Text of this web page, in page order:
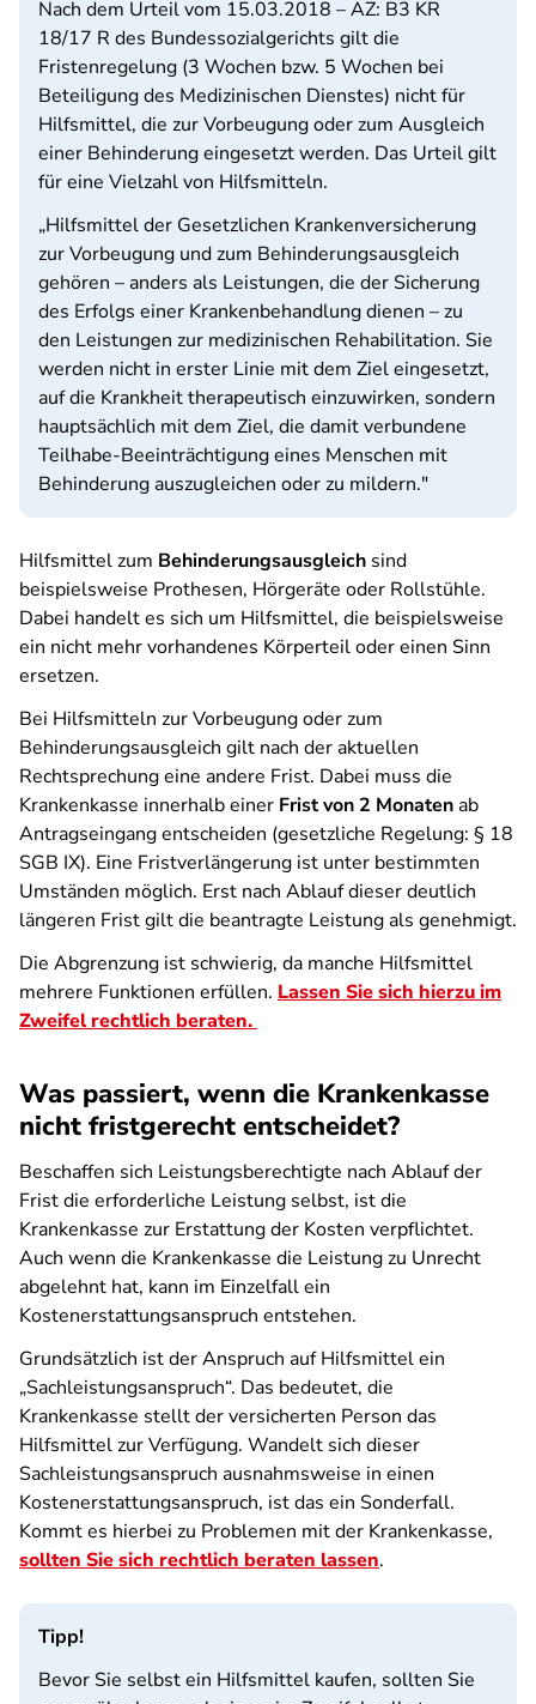
Nach dem Urteil vom 15.03.2018 – AZ: B3 KR
18/17 R des Bundessozialgerichts gilt die
Fristenregelung (3 Wochen bzw. 5 Wochen bei
Beteiligung des Medizinischen Dienstes) nicht für
Hilfsmittel, die zur Vorbeugung oder zum Ausgleich
einer Behinderung eingesetzt werden. Das Urteil gilt
für eine Vielzahl von Hilfsmitteln.
„Hilfsmittel der Gesetzlichen Krankenversicherung
zur Vorbeugung und zum Behinderungsausgleich
gehören – anders als Leistungen, die der Sicherung
des Erfolgs einer Krankenbehandlung dienen – zu
den Leistungen zur medizinischen Rehabilitation. Sie
werden nicht in erster Linie mit dem Ziel eingesetzt,
auf die Krankheit therapeutisch einzuwirken, sondern
hauptsächlich mit dem Ziel, die damit verbundene
Teilhabe-Beeinträchtigung eines Menschen mit
Behinderung auszugleichen oder zu mildern."
Hilfsmittel zum Behinderungsausgleich sind
beispielsweise Prothesen, Hörgeräte oder Rollstühle.
Dabei handelt es sich um Hilfsmittel, die beispielsweise
ein nicht mehr vorhandenes Körperteil oder einen Sinn
ersetzen.
Bei Hilfsmitteln zur Vorbeugung oder zum
Behinderungsausgleich gilt nach der aktuellen
Rechtsprechung eine andere Frist. Dabei muss die
Krankenkasse innerhalb einer Frist von 2 Monatenab
Antragseingang entscheiden (gesetzliche Regelung: § 18
SGB IX). Eine Fristverlängerung ist unter bestimmten
Umständen möglich. Erst nach Ablauf dieser deutlich
längeren Frist gilt die beantragte Leistung als genehmigt.
Die Abgrenzung ist schwierig, da manche Hilfsmittel
mehrere Funktionen erfüllen. Lassen Sie sich hierzu im
Zweifel rechtlich beraten.
Was passiert, wenn die Krankenkasse
nicht fristgerecht entscheidet?
Beschaffen sich Leistungsberechtigte nach Ablauf der
Frist die erforderliche Leistung selbst, ist die
Krankenkasse zur Erstattung der Kosten verpflichtet.
Auch wenn die Krankenkasse die Leistung zu Unrecht
abgelehnt hat, kann im Einzelfall ein
Kostenerstattungsanspruch entstehen.
Grundsätzlich ist der Anspruch auf Hilfsmittel ein
„Sachleistungsanspruch“. Das bedeutet, die
Krankenkasse stellt der versicherten Person das
Hilfsmittel zur Verfügung. Wandelt sich dieser
Sachleistungsanspruch ausnahmsweise in einen
Kostenerstattungsanspruch, ist das ein Sonderfall.
Kommt es hierbei zu Problemen mit der Krankenkasse,
sollten Sie sich rechtlich beraten lassen.
Tipp!
Bevor Sie selbst ein Hilfsmittel kaufen, sollten Sie